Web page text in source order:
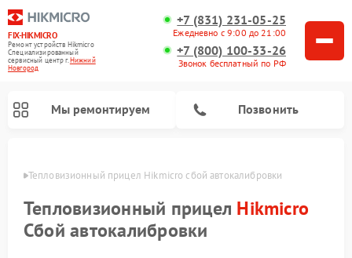
FIX-HIKMICRO
Ремонт устройств Hikmicro
Специализированный
cервисный центр г.Нижний
Новгород
+7 (831) 231-05-25
Ежедневно с 9:00 до 21:00
+7 (800) 100-33-26
Звонок бесплатный по РФ
Мы ремонтируем Позвонить
Тепловизионный прицел Hikmicro сбой автокалибровки
Тепловизионный прицел Hikmicro
Сбой автокалибровки